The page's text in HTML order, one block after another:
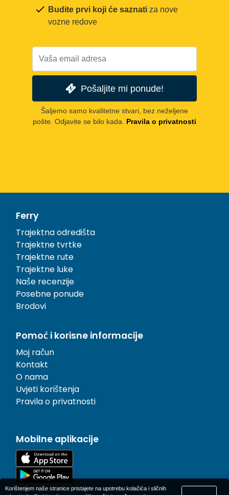
Budite prvi koji će saznati za nove
vozne redove
Pošaljite mi ponude!
Šaljemo samo kvalitetne stvari, bez neželjene
pošte. Odjavite se bilo kada. Pravila o privatnosti
Ferry
Trajektna odredišta
Trajektne tvrtke
Trajektne rute
Trajektne luke
Naše recenzije
Posebne ponude
Brodovi
Pomoć i korisne informacije
Moj račun
Kontakt
O nama
Uvjeti korištenja
Pravila o privatnosti
Mobilne aplikacije
Korištenjem naše stranice pristajete na upotrebu kolačića i sličnih